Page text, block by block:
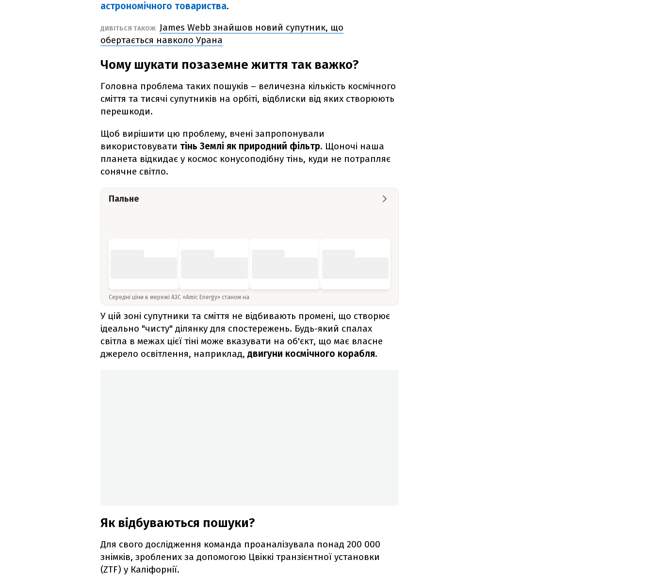
астрономічного товариства.
ДИВІТЬСЯ ТАКОЖ James Webb знайшов новий супутник, що
обертається навколо Урана
Чому шукати позаземне життя так важко?
Головна проблема таких пошуків – величезна кількість космічного
сміття та тисячі супутників на орбіті, відблиски від яких створюють
перешкоди.
Щоб вирішити цю проблему, вчені запропонували
використовувати тінь Землі як природний фільтр. Щоночі наша
планета відкидає у космос конусоподібну тінь, куди не потрапляє
сонячне світло.
Пальне
Середні ціни в мережі АЗС «Amic Energy» станом на
У цій зоні супутники та сміття не відбивають промені, що створює
ідеально "чисту" ділянку для спостережень. Будь-який спалах
світла в межах цієї тіні може вказувати на об'єкт, що має власне
джерело освітлення, наприклад, двигуни космічного корабля.
Як відбуваються пошуки?
Для свого дослідження команда проаналізувала понад 200 000
знімків, зроблених за допомогою Цвіккі транзієнтної установки
(ZTF) у Каліфорнії.